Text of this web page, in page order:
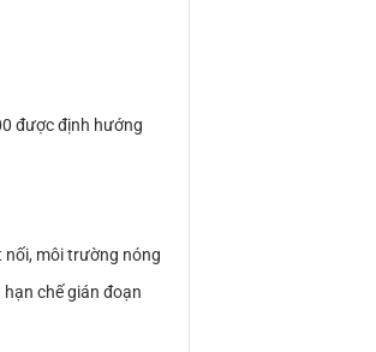
được định hướng
nối, môi trường nóng
chế gián đoạn